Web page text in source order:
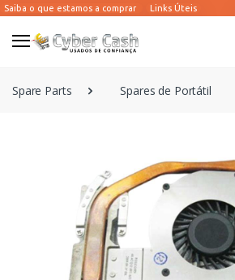
Spare Parts Spares de Portátil